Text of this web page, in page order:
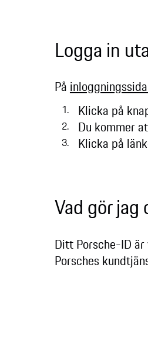
Logga in
På
Klicka på
Du kommer
Klicka på
Vad gör
Ditt Porsche-ID
Porsches